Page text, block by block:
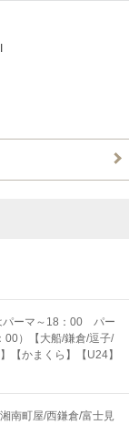
パーマ～18：00 パー
）【大船/鎌倉/逗子/
【かまくら】【U24】
南町屋/西鎌倉/富士見